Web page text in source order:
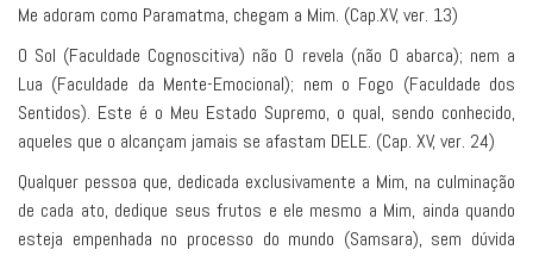
Me adoram como Paramatma, chegam a Mim. (Cap.XV, ver. 13)
O Sol (Faculdade Cognoscitiva) não O revela (não O abarca); nem a
Lua (Faculdade da Mente-Emocional); nem o Fogo (Faculdade dos
Sentidos). Este é o Meu Estado Supremo, o qual, sendo conhecido,
aqueles que o alcançam jamais se afastam DELE. (Cap. XV, ver. 24)
Qualquer pessoa que, dedicada exclusivamente a Mim, na culminação
de cada ato, dedique seus frutos e ele mesmo a Mim, ainda quando
esteja empenhada no processo do mundo (Samsara), sem dúvida